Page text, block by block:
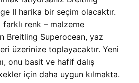
II harika bir seçim olacaktır.
renk – malzeme
Breitling Superocean, yaz
üzerinize toplayacaktır. Yeni
onu basit ve hafif dalış
için daha uygun kılmakta.